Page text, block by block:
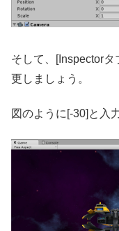
そして、[Inspector
更しましょう。
図のように[-30]と入